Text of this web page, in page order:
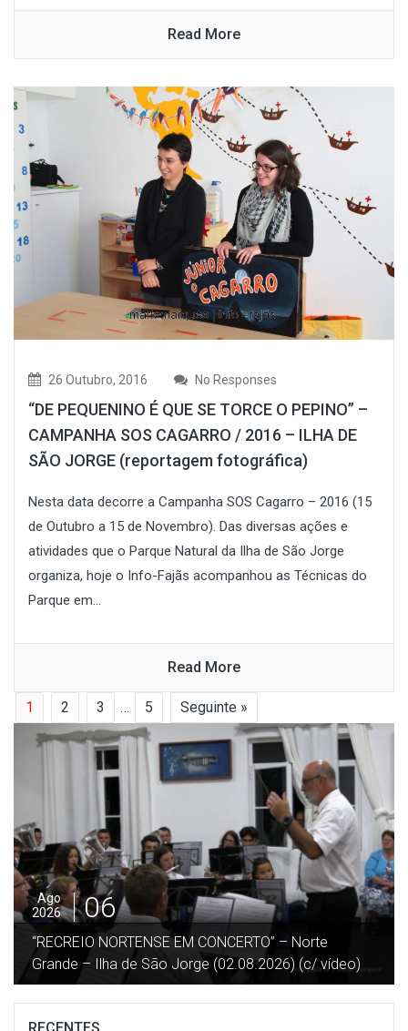
Read More
26 Outubro, 2016 No Responses
“DE PEQUENINO É QUE SE TORCE O PEPINO” –
CAMPANHA SOS CAGARRO / 2016 – ILHA DE
SÃO JORGE (reportagem fotográfica)
Nesta data decorre a Campanha SOS Cagarro – 2016 (15
de Outubro a 15 de Novembro). Das diversas ações e
atividades que o Parque Natural da Ilha de São Jorge
organiza, hoje o Info-Fajãs acompanhou as Técnicas do
Parque em...
Read More
1 2 3 … 5 Seguinte »
Ago
2026
05
”DESGARRADA” – Festa no Terreiro da Macela –
Beira / Velas – Ilha São Jorge (27.07.2026) (c/ vídeo)
RECENTES